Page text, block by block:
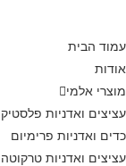
עמוד הבית
אודות
מוצרי אלמי
עציצים ואדניות פלסטיק
כדים ואדניות פרימיום
עציצים ואדניות טרקוטה